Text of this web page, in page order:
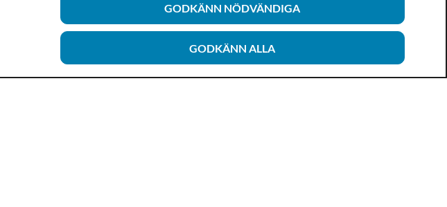
GODKÄNN NÖDVÄNDIGA
GODKÄNN ALLA